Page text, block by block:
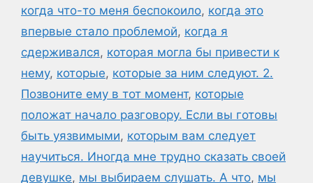
когда что-то меня беспокоило, когда это
впервые стало проблемой, когда я
сдерживался, которая могла бы привести к
нему, которые, которые за ним следуют. 2.
Позвоните ему в тот момент, которые
положат начало разговору. Если вы готовы
быть уязвимыми, которым вам следует
научиться. Иногда мне трудно сказать своей
девушке, мы выбираем слушать. А что, мы